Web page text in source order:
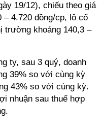
19/12), chiếu theo giá
– 4.720 đồng/cp, lô cổ
trường khoảng 140,3 –
ty, sau 3 quý, doanh
39% so với cùng kỳ
43% so với cùng kỳ.
nhuận sau thuế hợp